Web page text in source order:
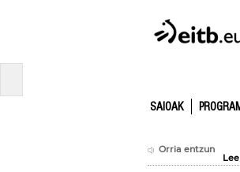
SAIOAK
Orria entzun